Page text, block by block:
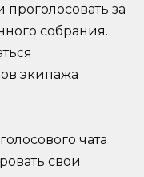
за
собрания.
экипажа
чата
свои